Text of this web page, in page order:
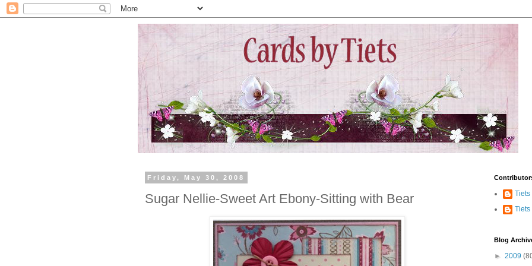
Friday, May 30, 2008
Sugar Nellie-Sweet Art Ebony-Sitting with Bear
Tiets
Tiets
Blog
► 2009